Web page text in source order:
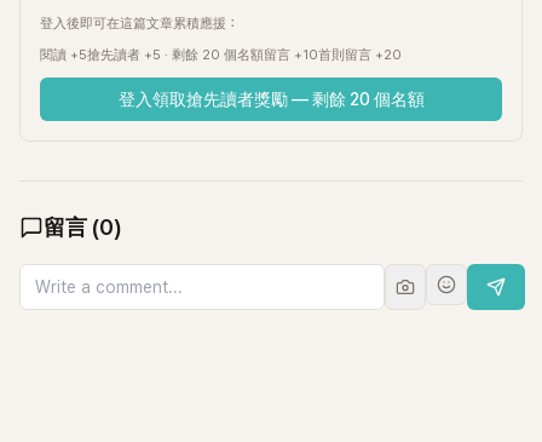
登入後即可在這篇文章累積應援：
閱讀 +5搶先讀者 +5 · 剩餘 20 個名額留言 +10首則留言 +20
登入領取搶先讀者獎勵 — 剩餘 20 個名額
留言 (0)